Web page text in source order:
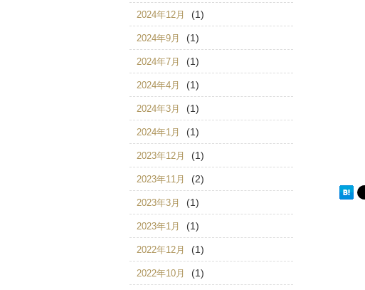
2024年12月 (1)
2024年9月 (1)
2024年7月 (1)
2024年4月 (1)
2024年3月 (1)
2024年1月 (1)
2023年12月 (1)
2023年11月 (2)
2023年3月 (1)
2023年1月 (1)
2022年12月 (1)
2022年10月 (1)